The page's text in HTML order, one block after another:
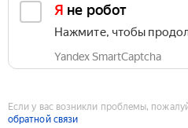
Я не робот
Нажмите, чтобы
Yandex SmartCaptcha
Если у вас возникли проблемы,
обратной связи